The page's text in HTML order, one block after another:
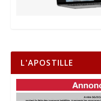
L'APOSTILLE